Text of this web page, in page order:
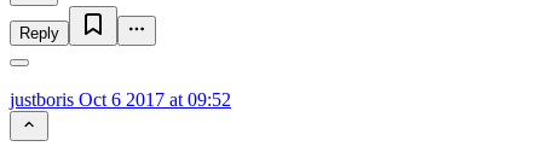
Reply
justboris Oct 6 2017 at 09:52